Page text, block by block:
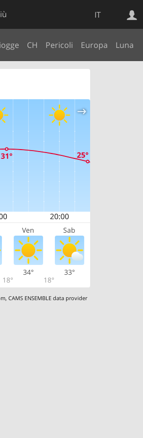
IT
CH Pericoli Europa Luna
Ven Sab
18°
34°
18°
33°
,CAMS ENSEMBLE data provider
Ricerca Web